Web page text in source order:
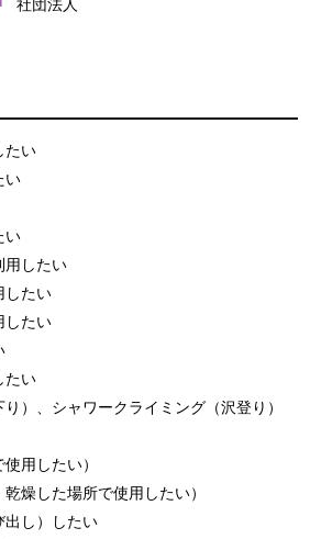
社団法人
たい
い
い
用したい
したい
したい
たい
）、シャワークライミング（沢登り）
用したい）
燥した場所で使用したい）
出し）したい